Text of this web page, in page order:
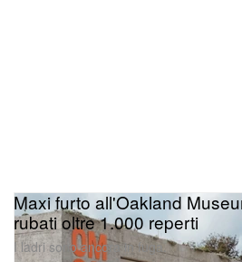
Maxi furto all'Oakland
rubati oltre 1.000 reperti
I ladri sono ancora in fuga.